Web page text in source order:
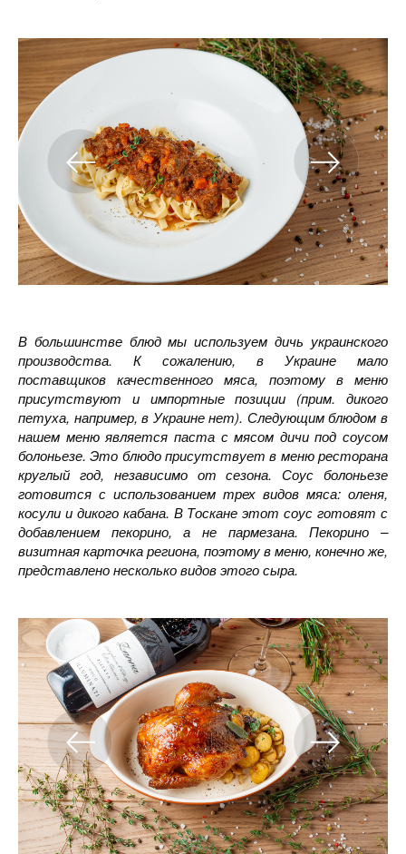
В большинстве блюд мы используем дичь украинского
производства. К сожалению, в Украине мало
поставщиков качественного мяса, поэтому в меню
присутствуют и импортные позиции (прим. дикого
петуха, например, в Украине нет). Следующим блюдом в
нашем меню является паста с мясом дичи под соусом
болоньезе. Это блюдо присутствует в меню ресторана
круглый год, независимо от сезона. Соус болоньезе
готовится с использованием трех видов мяса: оленя,
косули и дикого кабана. В Тоскане этот соус готовят с
добавлением пекорино, а не пармезана. Пекорино –
визитная карточка региона, поэтому в меню, конечно же,
представлено несколько видов этого сыра.